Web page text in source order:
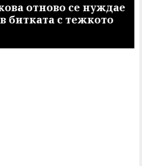
отново се нуждае
битката с тежкото